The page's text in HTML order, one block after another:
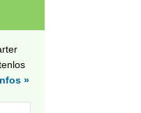
»